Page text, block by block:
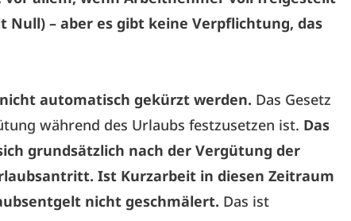
Null) – aber es gibt keine Verpflichtung, das
automatisch gekürzt werden. Das Gesetz
während des Urlaubs festzusetzen ist. Das
grundsätzlich nach der Vergütung der
Ist Kurzarbeit in diesen Zeitraum
nicht geschmälert. Das ist